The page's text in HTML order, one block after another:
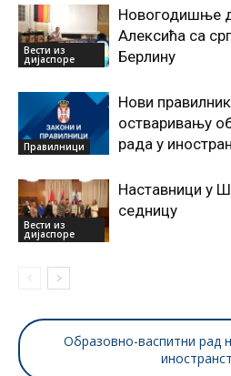
Вести из
дијаспоре
Новогодишње
Алексића са
Берлину
Правилници
Нови
остваривању
рада у
Вести из
дијаспоре
Наставници у
седницу
Образовно-васпитни рад